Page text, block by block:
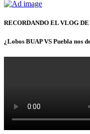
RECORDANDO EL VLOG
¿Lobos BUAP VS Puebla nos